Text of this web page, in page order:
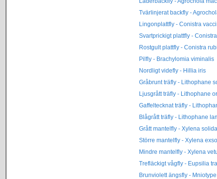
Tvärlinjerat backfly -
Lingonplattfly - Conistra
Svartprickigt plattfly -
Rostgult plattfly - Conistra
Pilfly - Brachylomia viminalis
Nordligt videfly - Hillia iris
Gråbrunt träfly - Lithophane
Ljusgrått träfly - Lithophane
Gaffeltecknat träfly -
Blågrått träfly - Lithophane
Grått mantelfly - Xylena
Större mantelfly - Xylena
Mindre mantelfly - Xylena
Trefläckigt vågfly - Eupsilia
Brunviolett ängsfly -